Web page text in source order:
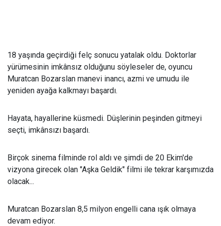
18 yaşında geçirdiği felç sonucu yatalak oldu. Doktorlar
yürümesinin imkânsız olduğunu söyleseler de, oyuncu
Muratcan Bozarslan manevi inancı, azmi ve umudu ile
yeniden ayağa kalkmayı başardı.
Hayata, hayallerine küsmedi. Düşlerinin peşinden gitmeyi
seçti, imkânsızı başardı.
Birçok sinema filminde rol aldı ve şimdi de 20 Ekim'de
vizyona girecek olan "Aşka Geldik" filmi ile tekrar karşımızda
olacak...
Muratcan Bozarslan 8,5 milyon engelli cana ışık olmaya
devam ediyor.